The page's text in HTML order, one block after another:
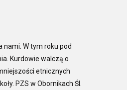
nami. W tym roku pod
Kurdowie walczą o
etnicznych
PZS w Obornikach Śl.